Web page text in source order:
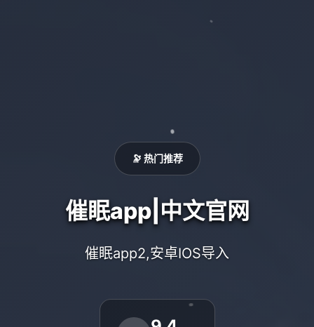
🔭 热门推荐
催眠app|中文官网
催眠app2,安卓IOS导入